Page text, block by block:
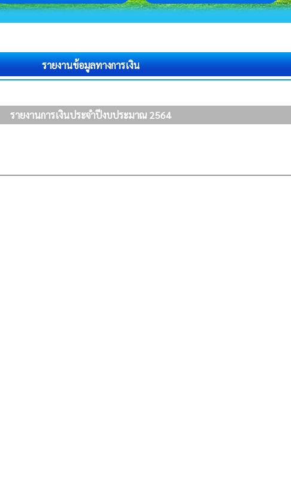
รายงานข้อมูลทางการเงิน
รายงานการเงินประจำปีงบประมาณ 2564